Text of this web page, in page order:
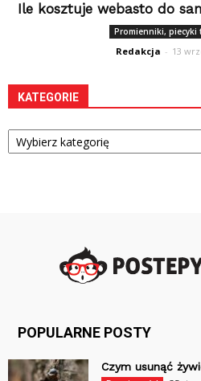
Ile kosztuje webasto do
Promienniki, piecyki
Redakcja - 13
KATEGORIE
Kategorie
POPULARNE POSTY
Czym usunąć